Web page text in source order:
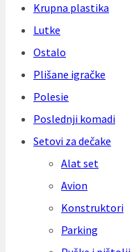
Krupna plastika
Lutke
Ostalo
Plišane igračke
Polesie
Poslednji komadi
Setovi za dečake
Alat set
Avion
Konstruktori
Parking